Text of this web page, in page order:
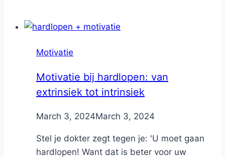
Motivatie
Motivatie bij hardlopen: van
extrinsiek tot intrinsiek
ByNicole
March 3, 2024March 3, 2024
Stel je dokter zegt tegen je: 'U moet gaan
hardlopen! Want dat is beter voor uw